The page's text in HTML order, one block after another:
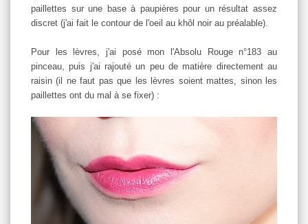
paillettes sur une base à paupières pour un résultat assez
discret (j'ai fait le contour de l'oeil au khôl noir au préalable).
Pour les lèvres, j'ai posé mon l'Absolu Rouge n°183 au
pinceau, puis j'ai rajouté un peu de matière directement au
raisin (il ne faut pas que les lèvres soient mattes, sinon les
paillettes ont du mal à se fixer) :